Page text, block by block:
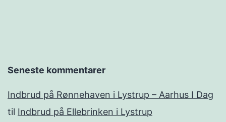
Seneste kommentarer
Indbrud på Rønnehaven i Lystrup – Aarhus I Dag
til Indbrud på Ellebrinken i Lystrup